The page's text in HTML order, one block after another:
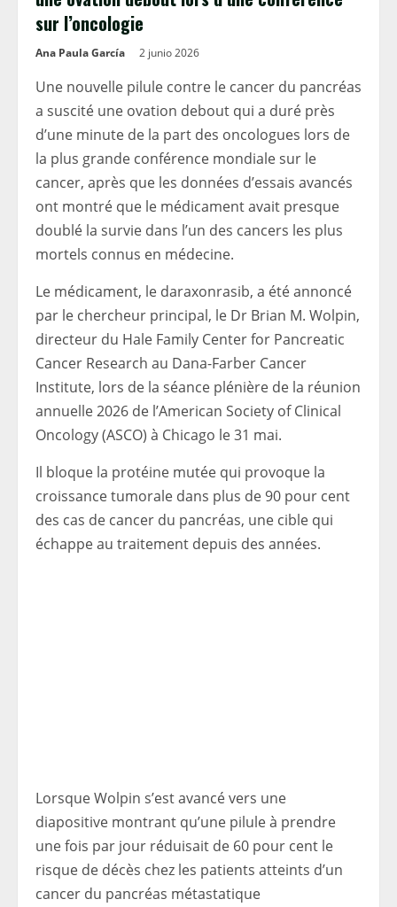
sur l’oncologie
Ana Paula García 2 junio 2026
Une nouvelle pilule contre le cancer du pancréas
a suscité une ovation debout qui a duré près
d’une minute de la part des oncologues lors de
la plus grande conférence mondiale sur le
cancer, après que les données d’essais avancés
ont montré que le médicament avait presque
doublé la survie dans l’un des cancers les plus
mortels connus en médecine.
Le médicament, le daraxonrasib, a été annoncé
par le chercheur principal, le Dr Brian M. Wolpin,
directeur du Hale Family Center for Pancreatic
Cancer Research au Dana-Farber Cancer
Institute, lors de la séance plénière de la réunion
annuelle 2026 de l’American Society of Clinical
Oncology (ASCO) à Chicago le 31 mai.
Il bloque la protéine mutée qui provoque la
croissance tumorale dans plus de 90 pour cent
des cas de cancer du pancréas, une cible qui
échappe au traitement depuis des années.
Lorsque Wolpin s’est avancé vers une
diapositive montrant qu’une pilule à prendre
une fois par jour réduisait de 60 pour cent le
risque de décès chez les patients atteints d’un
cancer du pancréas métastatique